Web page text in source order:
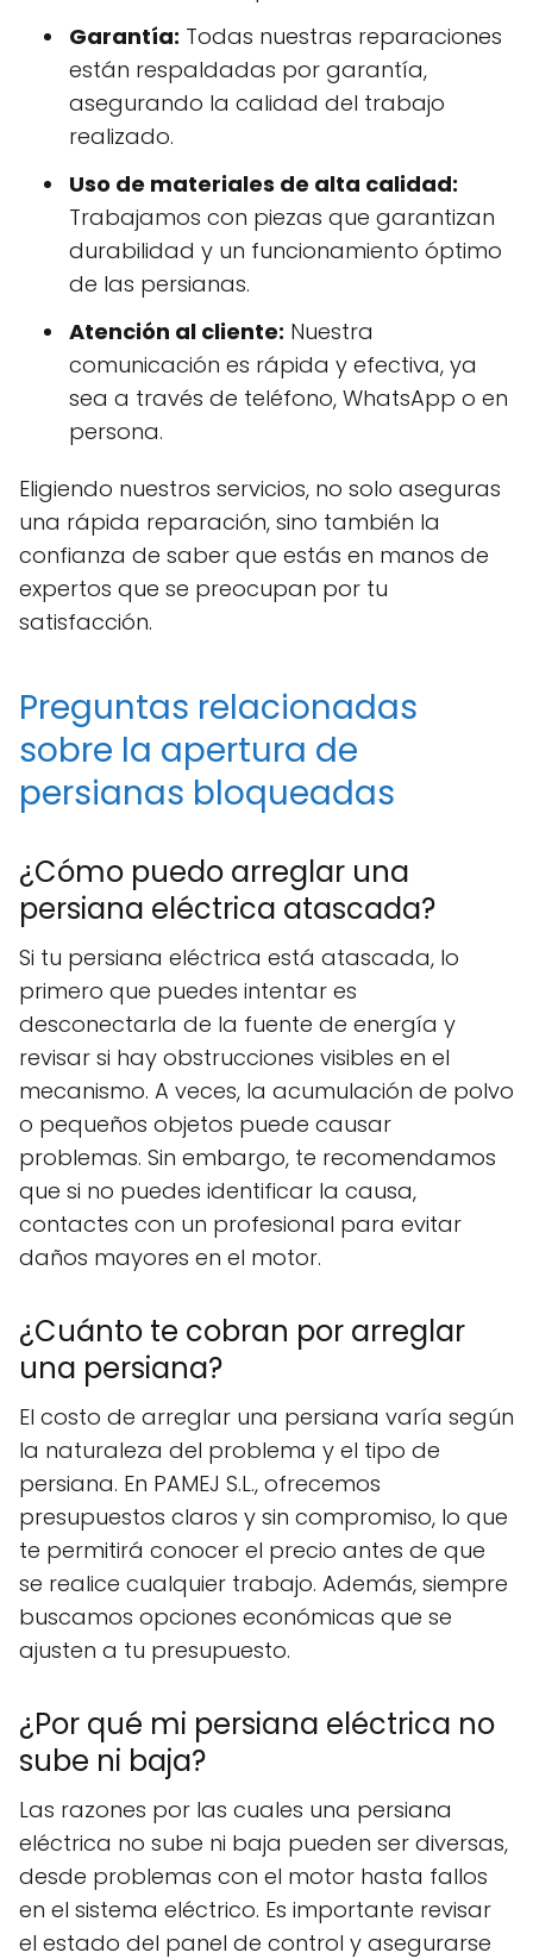
Garantía: Todas nuestras reparaciones
están respaldadas por garantía,
asegurando la calidad del trabajo
realizado.
Uso de materiales de alta calidad:
Trabajamos con piezas que garantizan
durabilidad y un funcionamiento óptimo
de las persianas.
Atención al cliente: Nuestra
comunicación es rápida y efectiva, ya
sea a través de teléfono, WhatsApp o en
persona.
Eligiendo nuestros servicios, no solo aseguras
una rápida reparación, sino también la
confianza de saber que estás en manos de
expertos que se preocupan por tu
satisfacción.
Preguntas relacionadas
sobre la apertura de
persianas bloqueadas
¿Cómo puedo arreglar una
persiana eléctrica atascada?
Si tu persiana eléctrica está atascada, lo
primero que puedes intentar es
desconectarla de la fuente de energía y
revisar si hay obstrucciones visibles en el
mecanismo. A veces, la acumulación de polvo
o pequeños objetos puede causar
problemas. Sin embargo, te recomendamos
que si no puedes identificar la causa,
contactes con un profesional para evitar
daños mayores en el motor.
¿Cuánto te cobran por arreglar
una persiana?
El costo de arreglar una persiana varía según
la naturaleza del problema y el tipo de
persiana. En PAMEJ S.L., ofrecemos
presupuestos claros y sin compromiso, lo que
te permitirá conocer el precio antes de que
se realice cualquier trabajo. Además, siempre
buscamos opciones económicas que se
ajusten a tu presupuesto.
¿Por qué mi persiana eléctrica no
sube ni baja?
Las razones por las cuales una persiana
eléctrica no sube ni baja pueden ser diversas,
desde problemas con el motor hasta fallos
en el sistema eléctrico. Es importante revisar
el estado del panel de control y asegurarse